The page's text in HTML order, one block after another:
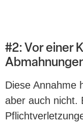
#2: Vor einer
Diese Annahme
aber auch nicht.